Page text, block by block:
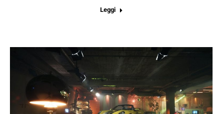
Leggi